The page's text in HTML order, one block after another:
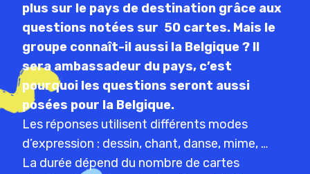
plus sur le pays de destination grâce aux
questions notées sur 50 cartes. Mais le
groupe connaît-il aussi la Belgique ? Il
sera ambassadeur du pays, c’est
pourquoi les questions seront aussi
posées pour la Belgique.
Les réponses utilisent différents modes
d’expression : dessin, chant, danse, mime, …
La durée dépend du nombre de cartes